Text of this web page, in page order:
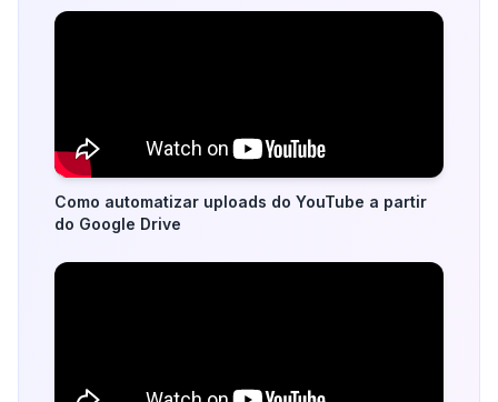
Como automatizar uploads do YouTube a partir
do Google Drive